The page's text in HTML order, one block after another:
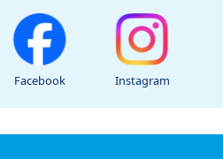
Facebook Instagram